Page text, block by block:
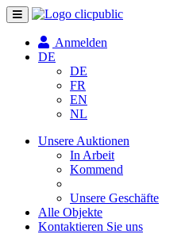
Navigation
umschalten
Anmelden
DE
DE
FR
EN
NL
Unsere Auktionen
In Arbeit
Kommend
Unsere Geschäfte
Alle Objekte
Kontaktieren Sie uns